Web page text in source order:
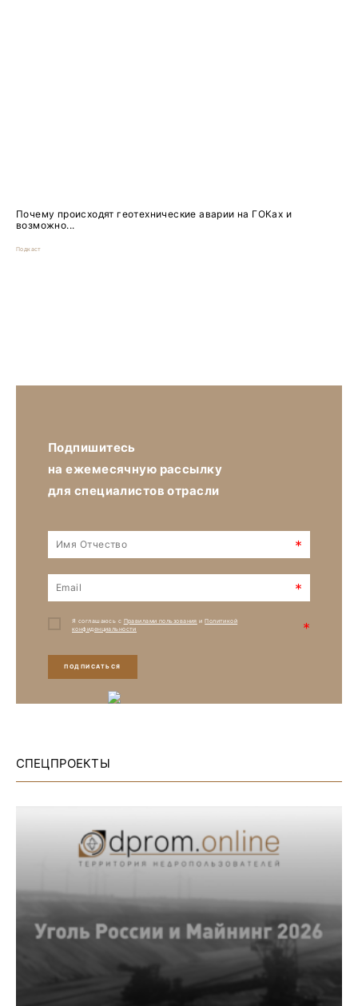
Почему происходят геотехнические аварии на ГОКах и
возможно...
Подкаст
Подпишитесь
на ежемесячную рассылку
для специалистов отрасли
*
*
Я соглашаюсь с Правилами пользования иПолитикой
конфиденциальности
*
ПОДПИСАТЬСЯ
СПЕЦПРОЕКТЫ